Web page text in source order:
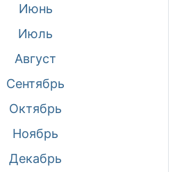
Июнь
Июль
Август
Сентябрь
Октябрь
Ноябрь
Декабрь